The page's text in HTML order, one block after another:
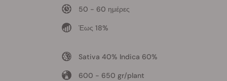
50 - 60 ημέρες
Έως 18%
Sativa 40% Indica 60%
600 - 650 gr/plant